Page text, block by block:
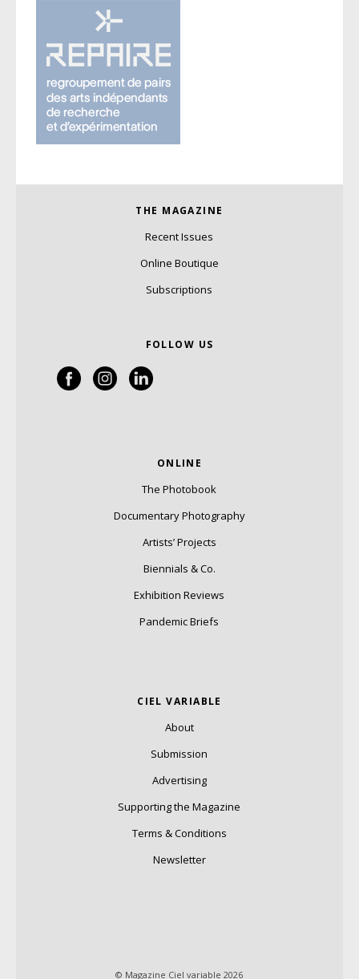
THE MAGAZINE
Recent Issues
Online Boutique
Subscriptions
FOLLOW US
ONLINE
The Photobook
Documentary Photography
Artists’ Projects
Biennials & Co.
Exhibition Reviews
Pandemic Briefs
CIEL VARIABLE
About
Submission
Advertising
Supporting the Magazine
Terms & Conditions
Newsletter
© Magazine Ciel variable 2026